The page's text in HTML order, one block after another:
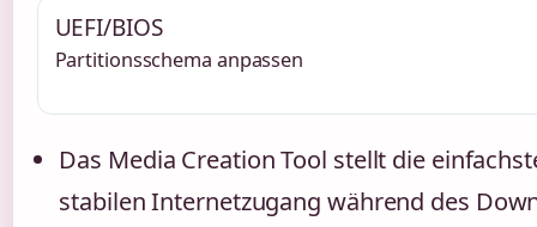
UEFI/BIOS
Partitionsschema anpassen
Das Media Creation Tool stellt die
stabilen Internetzugang während des